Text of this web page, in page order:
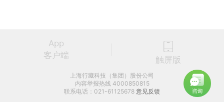
App
客户端
触屏版
上海行藏科技（集团）股份公司
内容举报热线 4000850815
联系电话：021-61125678 意见反馈